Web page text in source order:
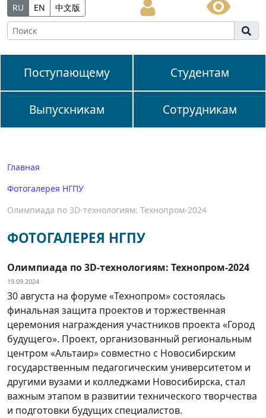
RU EN 中文版
Поступающему Студентам
Выпускникам Сотрудникам
Главная
Фотогалерея НГПУ
Олимпиада по 3D-технологиям: Технопром-2024
ФОТОГАЛЕРЕЯ НГПУ
Олимпиада по 3D-технологиям: Технопром-2024
19.09.2024
30 августа на форуме «Технопром» состоялась
финальная защита проектов и торжественная
церемония награждения участников проекта «Город
будущего». Проект, организованный региональным
центром «Альтаир» совместно с Новосибирским
государственным педагогическим университетом и
другими вузами и колледжами Новосибирска, стал
важным этапом в развитии технического творчества
и подготовки будущих специалистов.